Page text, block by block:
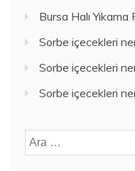
Bursa Halı Yıkama
Sorbe içecekleri
Sorbe içecekleri
Sorbe içecekleri
Arama: